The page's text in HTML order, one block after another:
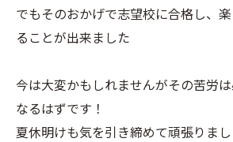
でもそのおかげで志望校に合格し、
ることが出来ました
今は大変かもしれませんがその苦労
なるはずです！
夏休明けも気を引き締めて頑張りまし